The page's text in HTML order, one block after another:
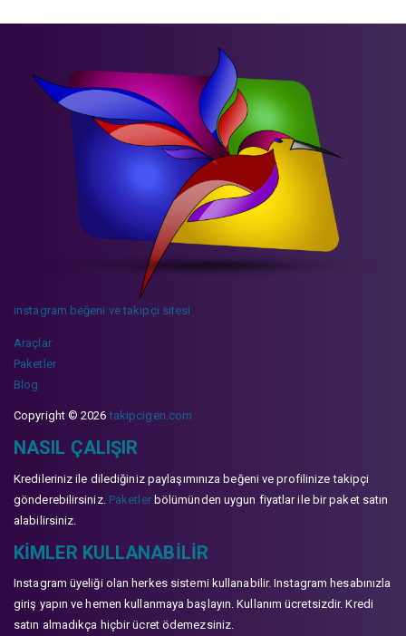
instagram beğeni ve takipçi sitesi
Araçlar
Paketler
Blog
Copyright © 2026takipcigen.com
NASIL ÇALIŞIR
Kredileriniz ile dilediğiniz paylaşımınıza beğeni ve profilinize takipçi
gönderebilirsiniz. Paketlerbölümünden uygun fiyatlar ile bir paket satın
alabilirsiniz.
KIMLER KULLANABILIR
Instagram üyeliği olan herkes sistemi kullanabilir. Instagram hesabınızla
giriş yapın ve hemen kullanmaya başlayın. Kullanım ücretsizdir. Kredi
satın almadıkça hiçbir ücret ödemezsiniz.